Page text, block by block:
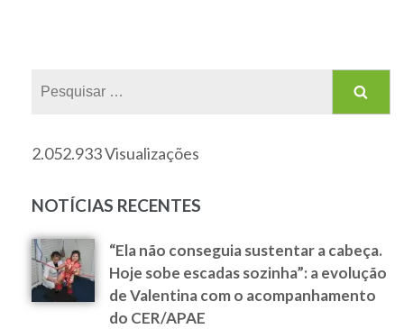
2.052.933 Visualizações
NOTÍCIAS RECENTES
“Ela não conseguia sustentar a cabeça.
Hoje sobe escadas sozinha”: a evolução
de Valentina com o acompanhamento
do CER/APAE